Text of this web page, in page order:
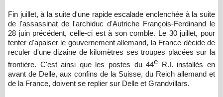
Fin juillet, à la suite d'une rapide escalade enclenchée à la suite
de l'assassinat de l'archiduc d'Autriche François-Ferdinand le
28 juin précédent, celle-ci est à son comble. Le 30 juillet, pour
tenter d'apaiser le gouvernement allemand, la France décide de
reculer d'une dizaine de kilomètres ses troupes placées sur la
frontière. C'est ainsi que les postes du 44e R.I. installés en
avant de Delle, aux confins de la Suisse, du Reich allemand et
de la France, doivent se replier sur Delle et Grandvillars.